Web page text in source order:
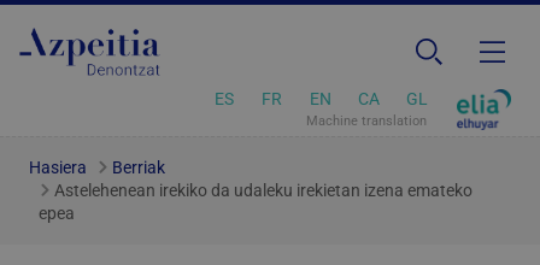
ES FR EN CA GL
Machine translation
Hasiera
Berriak
Astelehenean irekiko da udaleku irekietan izena emateko
epea